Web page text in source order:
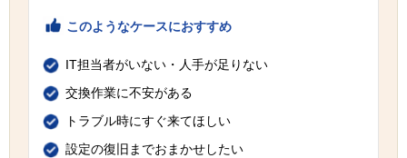
このようなケースにおすすめ
IT担当者がいない・人手が足りない
交換作業に不安がある
トラブル時にすぐ来てほしい
設定の復旧までおまかせしたい